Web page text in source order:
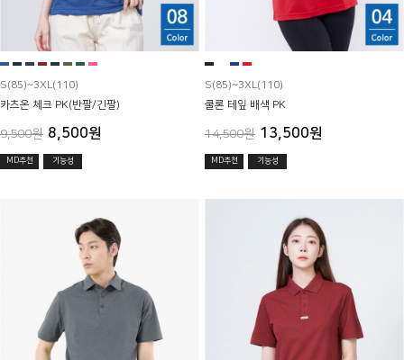
S(85)~3XL(110)
카츠온 체크 PK(반팔/긴팔)
9,500원 8,500원
MD추천 기능성
S(85)~3XL(110)
쿨론 테잎 배색 PK
14,500원 13,500원
MD추천 기능성